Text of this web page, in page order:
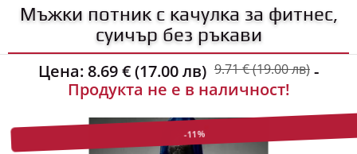
Мъжки потник с качулка за фитнес,
суичър без ръкави
Цена:8.69 € (17.00 лв) 9.71 € (19.00 лв) -
Продукта не е в наличност!